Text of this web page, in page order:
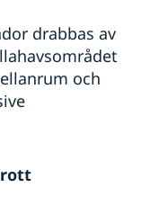
drabbas av
och